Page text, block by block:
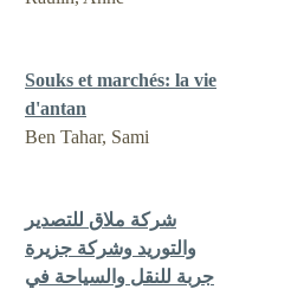
Souks et marchés: la vie
d'antan
Ben Tahar, Sami
شركة ملاق للتصدير
والتوريد وشركة جزيرة
جربة للنقل والسياحة في